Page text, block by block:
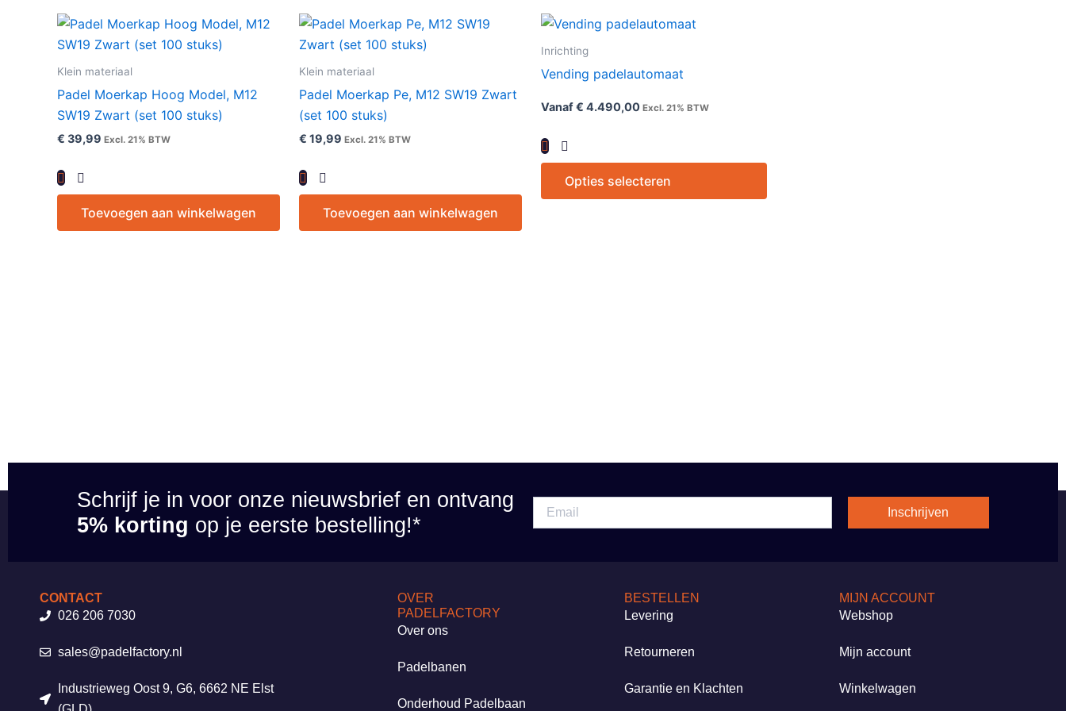
Klein materiaal
Padel Moerkap Hoog Model, M12
SW19 Zwart (set 100 stuks)
€ 39,99 Excl. 21% BTW
Toevoegen aan winkelwagen
Klein materiaal
Padel Moerkap Pe, M12 SW19 Zwart
(set 100 stuks)
€ 19,99 Excl. 21% BTW
Toevoegen aan winkelwagen
Inrichting
Vending padelautomaat
Vanaf€ 4.490,00 Excl. 21% BTW
Opties selecteren
kan
Schrijf je in voor onze nieuwsbrief en ontvang
5% korting op je eerste bestelling!*
Inschrijven
CONTACT
026 206 7030
sales@padelfactory.nl
Industrieweg Oost 9, G6, 6662 NE Elst
OVER
PADELFACTORY
Over ons
Padelbanen
Onderhoud Padelbaan
BESTELLEN
Levering
Retourneren
Garantie en Klachten
MIJN ACCOUNT
Webshop
Mijn account
Winkelwagen